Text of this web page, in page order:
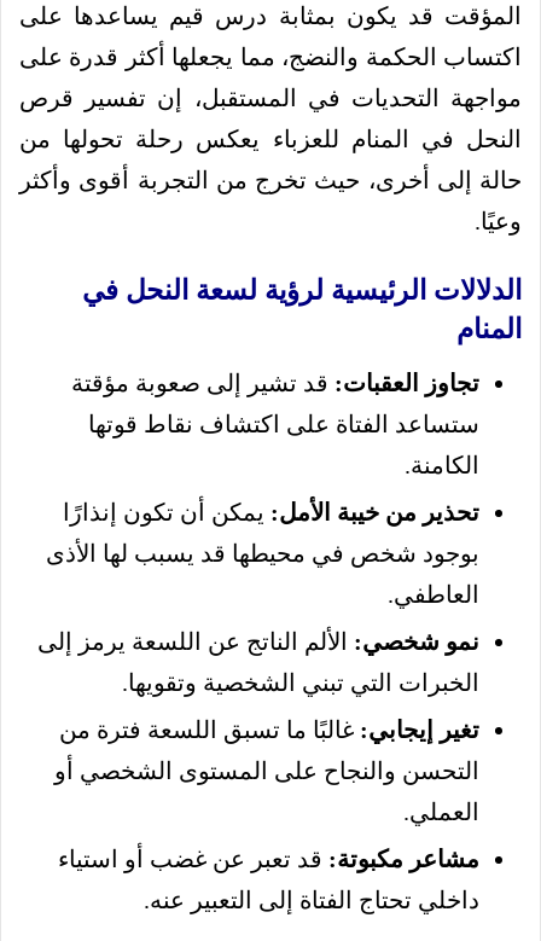
المؤقت قد يكون بمثابة درس قيم يساعدها على
اكتساب الحكمة والنضج، مما يجعلها أكثر قدرة على
مواجهة التحديات في المستقبل، إن تفسير قرص
النحل في المنام للعزباء يعكس رحلة تحولها من
حالة إلى أخرى، حيث تخرج من التجربة أقوى وأكثر
وعيًا.
الدلالات الرئيسية لرؤية لسعة النحل في
المنام
تجاوز العقبات: قد تشير إلى صعوبة مؤقتة
ستساعد الفتاة على اكتشاف نقاط قوتها
الكامنة.
تحذير من خيبة الأمل: يمكن أن تكون إنذارًا
بوجود شخص في محيطها قد يسبب لها الأذى
العاطفي.
نمو شخصي: الألم الناتج عن اللسعة يرمز إلى
الخبرات التي تبني الشخصية وتقويها.
تغير إيجابي: غالبًا ما تسبق اللسعة فترة من
التحسن والنجاح على المستوى الشخصي أو
العملي.
مشاعر مكبوتة: قد تعبر عن غضب أو استياء
داخلي تحتاج الفتاة إلى التعبير عنه.